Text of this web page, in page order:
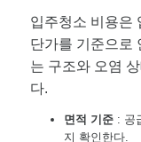
입주청소 비용은
단가를 기준으로
는 구조와 오염
다.
면적 기준 : 공
지 확인한다.